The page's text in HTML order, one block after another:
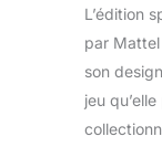
L’édition
par
son
jeu